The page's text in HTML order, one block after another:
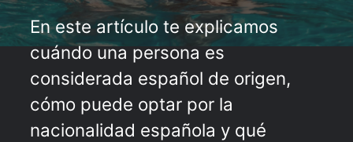
En este artículo te explicamos
cuándo una persona es
considerada español de origen,
cómo puede optar por la
nacionalidad española y qué